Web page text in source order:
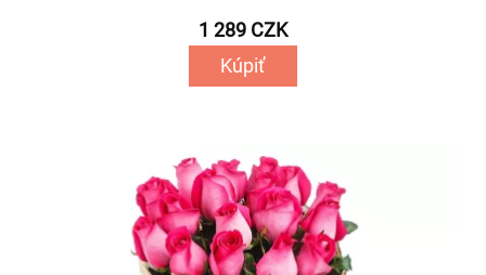
1 289 CZK
Kúpiť